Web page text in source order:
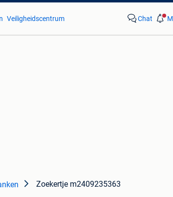
Veiligheidscentrum Chat
Zoekertje m2409235363